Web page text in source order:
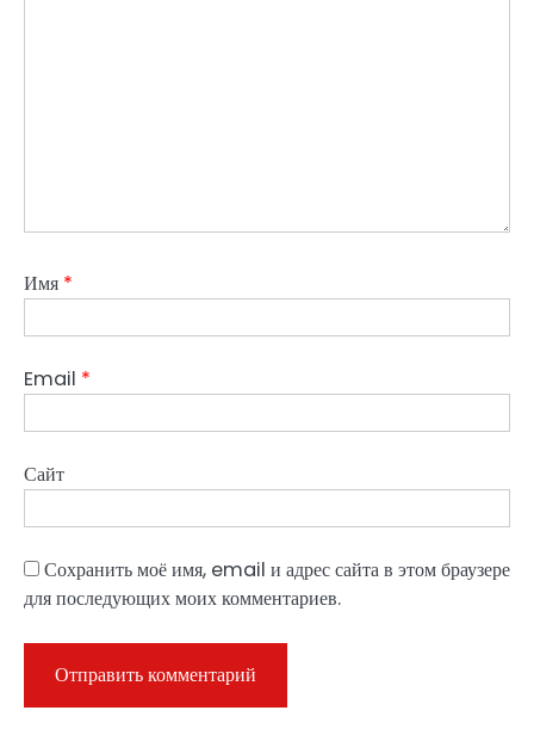
Имя *
Email *
Сайт
Сохранить моё имя, email и адрес сайта в этом браузере
для последующих моих комментариев.